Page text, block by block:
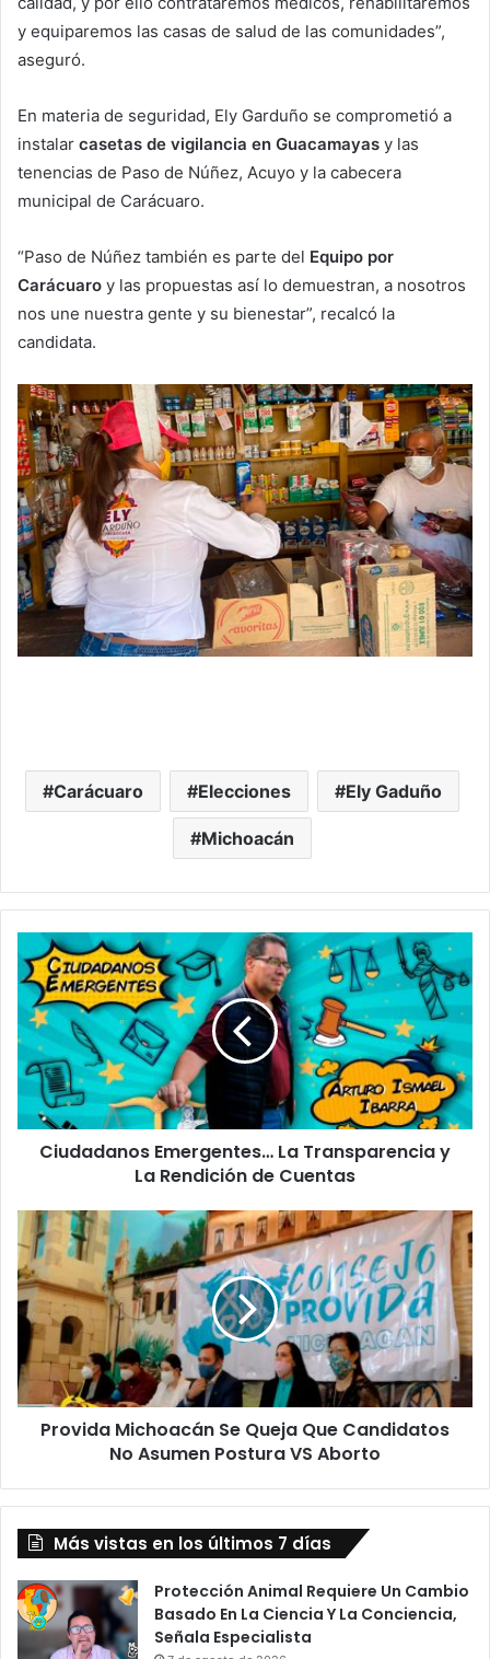
y equiparemos las casas de salud de las comunidades”,
aseguró.
En materia de seguridad, Ely Garduño se comprometió a
instalar casetas de vigilancia en Guacamayas y las
tenencias de Paso de Núñez, Acuyo y la cabecera
municipal de Carácuaro.
“Paso de Núñez también es parte del Equipo por
Carácuaro y las propuestas así lo demuestran, a nosotros
nos une nuestra gente y su bienestar”, recalcó la
candidata.
Carácuaro Elecciones Ely Gaduño
Michoacán
Ciudadanos
Emergentes…
La
Transparencia
y
Rendición
Cuentas
Ciudadanos Emergentes… La Transparencia y
La Rendición de Cuentas
Provida
Michoacán
Se
Queja
Que
Candidatos
No
Asumen
Postura
Provida Michoacán Se Queja Que Candidatos
No Asumen Postura VS Aborto
Más vistas en los últimos 7 días
Protección Animal Requiere Un Cambio
Basado En La Ciencia Y La Conciencia,
Señala Especialista